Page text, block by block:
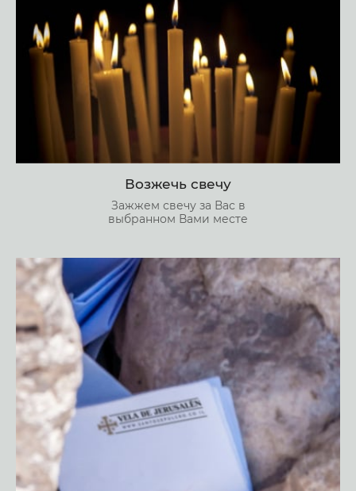
Возжечь свечу
Зажжем свечу за Вас в
выбранном Вами месте